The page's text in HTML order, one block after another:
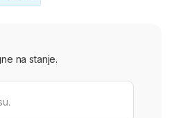
na stanje.